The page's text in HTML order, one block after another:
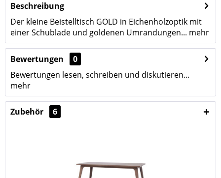
Beschreibung
Der kleine Beistelltisch GOLD in Eichenholzoptik mit
einer Schublade und goldenen Umrandungen... mehr
Bewertungen
0
Bewertungen lesen, schreiben und diskutieren...
mehr
Zubehör 6